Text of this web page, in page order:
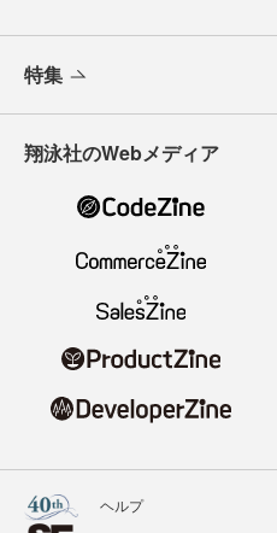
特集
翔泳社のWebメディア
ヘルプ